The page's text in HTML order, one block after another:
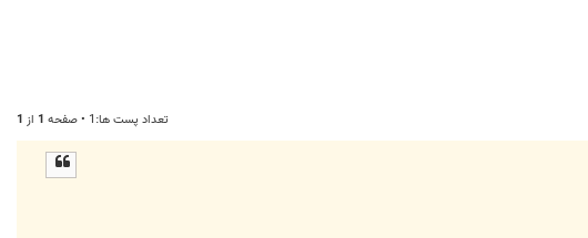
تعداد پست ها:1 • صفحه 1 از 1